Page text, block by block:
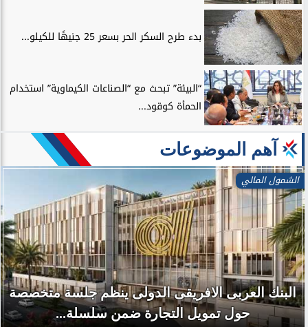
بدء طرح السكر الحر بسعر 25 جنيهًا للكيلو...
“البيئة” تبحث مع “الصناعات الكيماوية” استخدام
الحمأة كوقود...
آهم الموضوعات
الشمول المالي
البنك العربى الافريقى الدولى ينظم جلسة متخصصة
حول تمويل التجارة ضمن سلسلة...